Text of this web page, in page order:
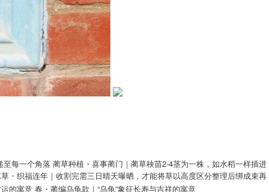
每一个角落 蔺草种植・喜事蔺门｜蔺草秧苗2-4茎为一株，如水稻一样插进
・织福连年｜收割完需三日晴天曝晒，才能将草以高度区分整理后绑成束再
的寓意 春・蔺编乌龟款｜“乌龟”象征长寿与吉祥的寓意